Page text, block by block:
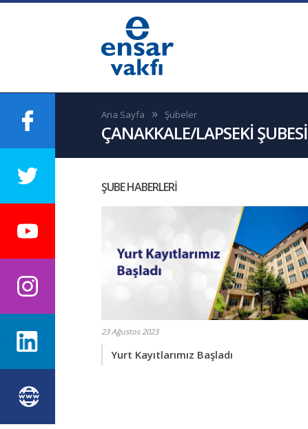
Ana Sayfa Şubeler
ÇANAKKALE/LAPSEKİ ŞUBESİ
ŞUBE HABERLERİ
23 Ağustos 2023
Yurt Kayıtlarımız Başladı